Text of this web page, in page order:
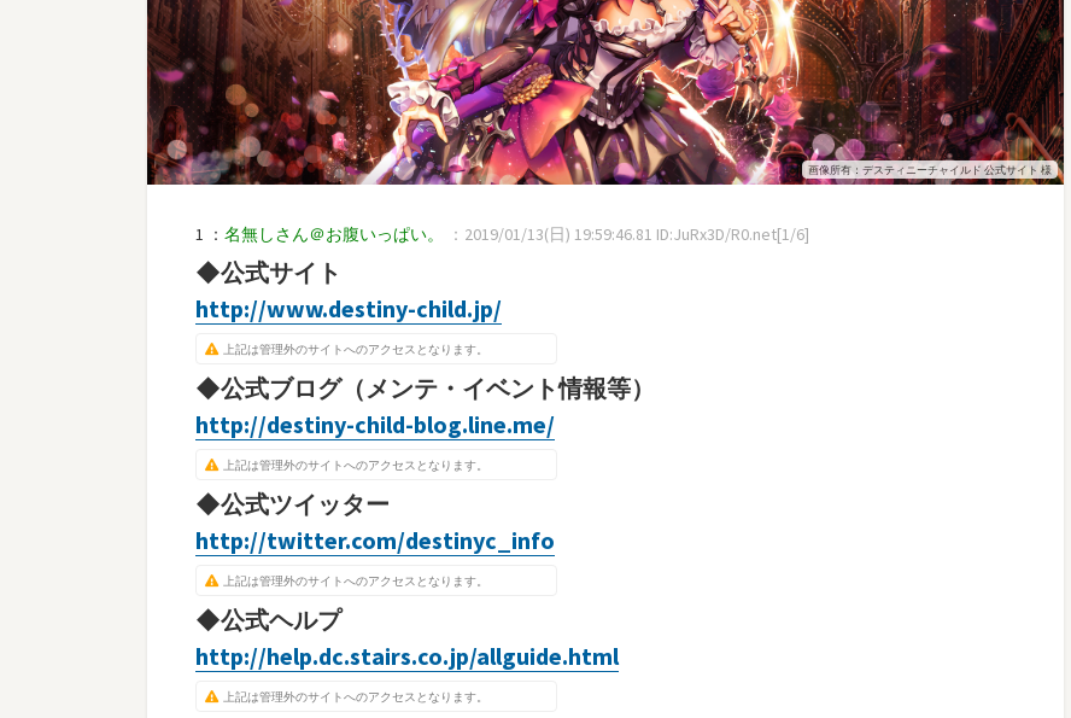
画像所有：デスティニーチャイルド 公式サイト 様
1 ： 名無しさん＠お腹いっぱい。 ：2019/01/13(日) 19:59:46.81 ID:JuRx3D/R0.net[1/6]
◆公式サイト
http://www.destiny-child.jp/
上記は管理外のサイトへのアクセスとなります。
◆公式ブログ（メンテ・イベント情報等）
http://destiny-child-blog.line.me/
上記は管理外のサイトへのアクセスとなります。
◆公式ツイッター
http://twitter.com/destinyc_info
上記は管理外のサイトへのアクセスとなります。
◆公式ヘルプ
http://help.dc.stairs.co.jp/allguide.html
上記は管理外のサイトへのアクセスとなります。